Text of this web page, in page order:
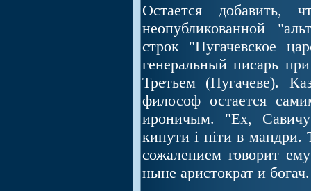
Остается добавить,
неопубликованной
строк "Пугачевское
генеральный писарь
Третьем (Пугачеве).
философ остается
ироничым. "Ех,
кинути і піти в мандри.
сожалением говорит
ныне аристократ и богач.